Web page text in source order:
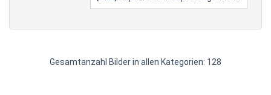
Gesamtanzahl Bilder in allen Kategorien: 128